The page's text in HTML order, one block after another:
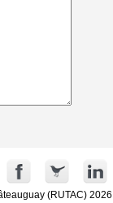
(RUTAC) 2026